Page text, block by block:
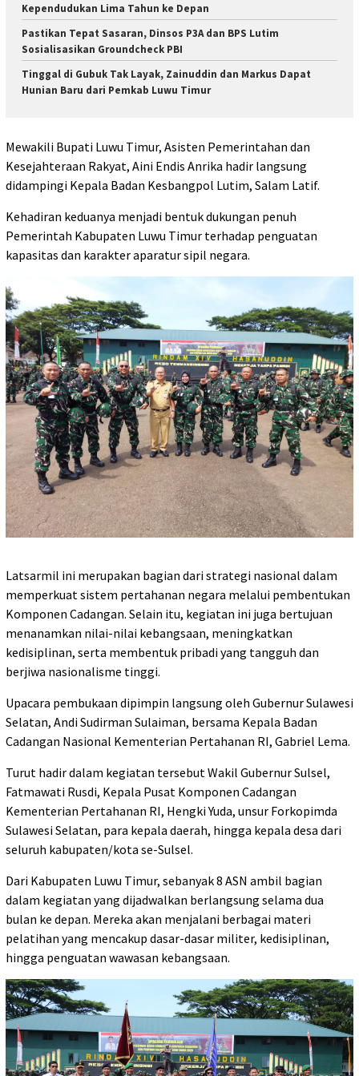
Kependudukan Lima Tahun ke Depan
Pastikan Tepat Sasaran, Dinsos P3A dan BPS Lutim
Sosialisasikan Groundcheck PBI ‎
Tinggal di Gubuk Tak Layak, Zainuddin dan Markus Dapat
Hunian Baru dari Pemkab Luwu Timur
Mewakili Bupati Luwu Timur, Asisten Pemerintahan dan
Kesejahteraan Rakyat, Aini Endis Anrika hadir langsung
didampingi Kepala Badan Kesbangpol Lutim, Salam Latif.
Kehadiran keduanya menjadi bentuk dukungan penuh
Pemerintah Kabupaten Luwu Timur terhadap penguatan
kapasitas dan karakter aparatur sipil negara.
Latsarmil ini merupakan bagian dari strategi nasional dalam
memperkuat sistem pertahanan negara melalui pembentukan
Komponen Cadangan. Selain itu, kegiatan ini juga bertujuan
menanamkan nilai-nilai kebangsaan, meningkatkan
kedisiplinan, serta membentuk pribadi yang tangguh dan
berjiwa nasionalisme tinggi.
Upacara pembukaan dipimpin langsung oleh Gubernur Sulawesi
Selatan, Andi Sudirman Sulaiman, bersama Kepala Badan
Cadangan Nasional Kementerian Pertahanan RI, Gabriel Lema.
Turut hadir dalam kegiatan tersebut Wakil Gubernur Sulsel,
Fatmawati Rusdi, Kepala Pusat Komponen Cadangan
Kementerian Pertahanan RI, Hengki Yuda, unsur Forkopimda
Sulawesi Selatan, para kepala daerah, hingga kepala desa dari
seluruh kabupaten/kota se-Sulsel.
Dari Kabupaten Luwu Timur, sebanyak 8 ASN ambil bagian
dalam kegiatan yang dijadwalkan berlangsung selama dua
bulan ke depan. Mereka akan menjalani berbagai materi
pelatihan yang mencakup dasar-dasar militer, kedisiplinan,
hingga penguatan wawasan kebangsaan.